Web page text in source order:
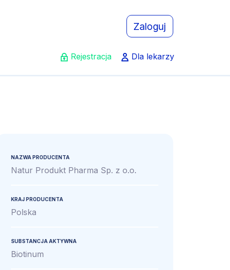
Zaloguj
Rejestracja Dla lekarzy
NAZWA PRODUCENTA
Natur Produkt Pharma Sp. z o.o.
KRAJ PRODUCENTA
Polska
SUBSTANCJA AKTYWNA
Biotinum